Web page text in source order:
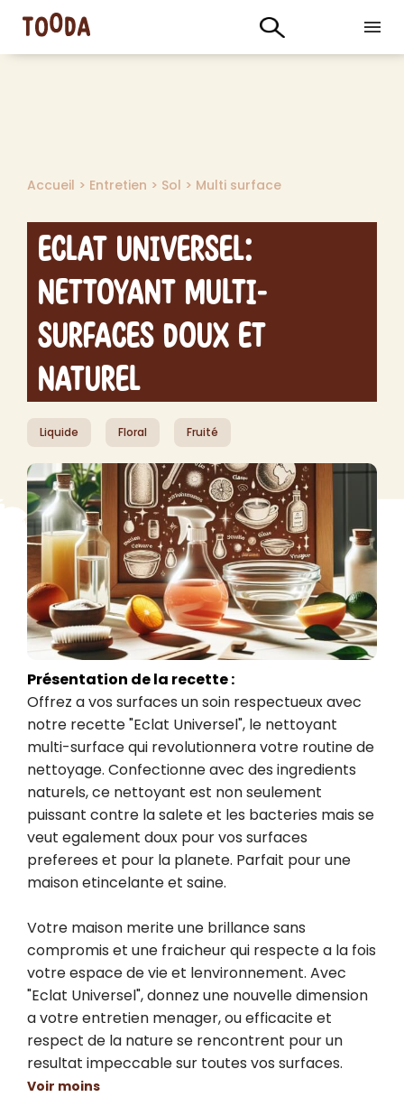
Accueil > Entretien > Sol > Multi surface
Eclat Universel:
Nettoyant Multi-
Surfaces Doux et
Naturel
Liquide Floral Fruité
Présentation de la recette :
Offrez a vos surfaces un soin respectueux avec
notre recette "Eclat Universel", le nettoyant
multi-surface qui revolutionnera votre routine de
nettoyage. Confectionne avec des ingredients
naturels, ce nettoyant est non seulement
puissant contre la salete et les bacteries mais se
veut egalement doux pour vos surfaces
preferees et pour la planete. Parfait pour une
maison etincelante et saine.
Votre maison merite une brillance sans
compromis et une fraicheur qui respecte a la fois
votre espace de vie et lenvironnement. Avec
"Eclat Universel", donnez une nouvelle dimension
a votre entretien menager, ou efficacite et
respect de la nature se rencontrent pour un
resultat impeccable sur toutes vos surfaces.
Voir moins